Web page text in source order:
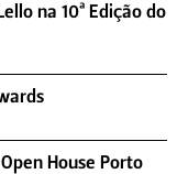
na 10ª Edição do
House Porto